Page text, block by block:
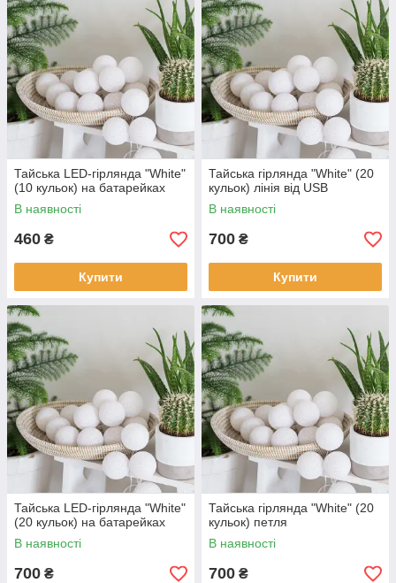
Тайська LED-гірлянда "White"
(10 кульок) на батарейках
В наявності
460 ₴
Купити
Тайська гірлянда "White" (20
кульок) лінія від USB
В наявності
700 ₴
Купити
Тайська LED-гірлянда "White"
(20 кульок) на батарейках
В наявності
700 ₴
Тайська гірлянда "White" (20
кульок) петля
В наявності
700 ₴